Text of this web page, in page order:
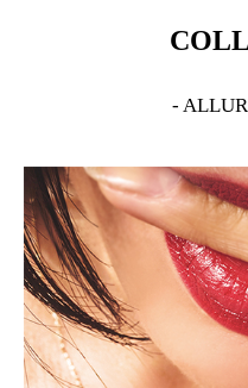
-